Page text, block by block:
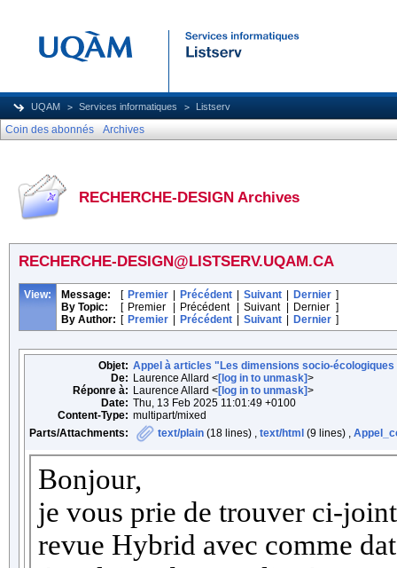
UQAM Services informatiques Listserv
Coin des abonnés Archives
RECHERCHE-DESIGN Archives
RECHERCHE-DESIGN@LISTSERV.UQAM.CA
View: Message: [ Premier Précédent Suivant Dernier ]
By Topic:
[ Premier Précédent Suivant Dernier ]
By Author: [ Premier Précédent Suivant Dernier ]
Objet: Appel à articles "Les dimensions socio-
De: Laurence Allard <[log in to unmask]>
Réponre à: Laurence Allard <[log in to unmask]>
Date: Thu, 13 Feb 2025 11:01:49 +0100
Content-Type: multipart/mixed
Parts/Attachments:
text/plain (18 lines) , text/html (9 lines) ,